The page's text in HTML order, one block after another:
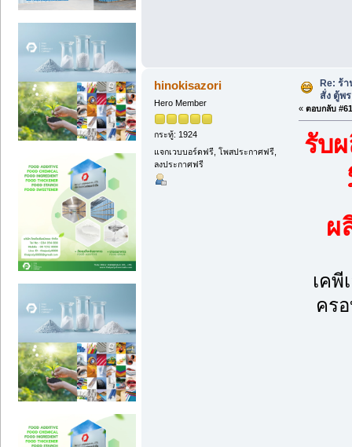
hinokisazori
Hero Member
กระทู้: 1924
แจกเวบบอร์ดฟรี, โพสประกาศฟรี,
ลงประกาศฟรี
Re: ร้
สั่ง ตู้พ
« ตอบกลับ
รับ
ผ
เค
คร